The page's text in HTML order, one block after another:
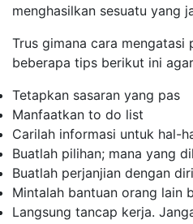
menghasilkan sesuatu yang
Trus gimana cara mengatasi
beberapa tips berikut ini
Tetapkan sasaran yang pas
Manfaatkan to do list
Carilah informasi untuk hal-
Buatlah pilihan; mana yang
Buatlah perjanjian dengan
Mintalah bantuan orang lain
Langsung tancap kerja.